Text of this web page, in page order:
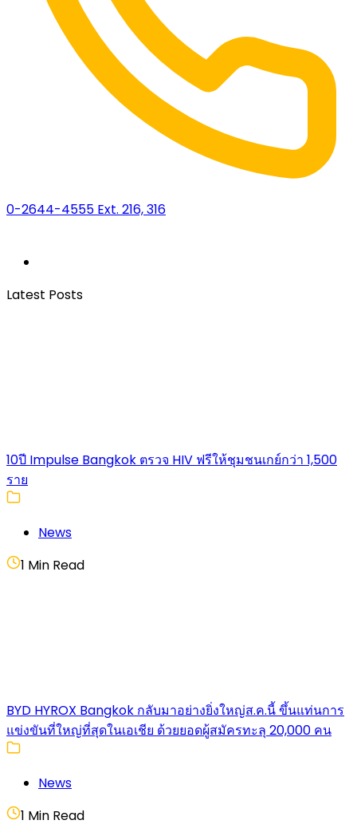
0-2644-4555 Ext. 216, 316
Latest Posts
10ปี Impulse Bangkok ตรวจ HIV ฟรีให้ชุมชนเกย์กว่า 1,500
ราย
News
1 Min Read
BYD HYROX Bangkok กลับมาอย่างยิ่งใหญ่ส.ค.นี้ ขึ้นแท่นการ
แข่งขันที่ใหญ่ที่สุดในเอเชีย ด้วยยอดผู้สมัครทะลุ 20,000 คน
News
1 Min Read